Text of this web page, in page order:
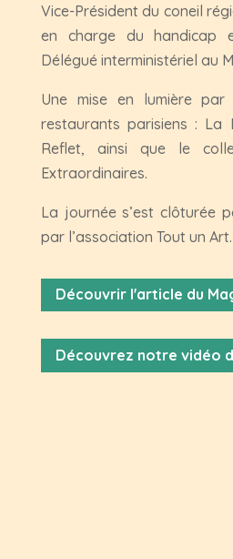
Vice-Président du coneil
en charge du handicap
Délégué interministériel au
Une mise en lumière par
restaurants parisiens : La
Reflet, ainsi que le
Extraordinaires.
La journée s’est clôturée
par l’association Tout un Art.
Découvrir l'article du
Découvrez notre vidéo